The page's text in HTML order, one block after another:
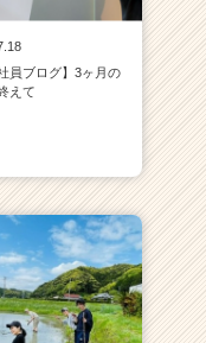
員ブログ】3ヶ月の
えて